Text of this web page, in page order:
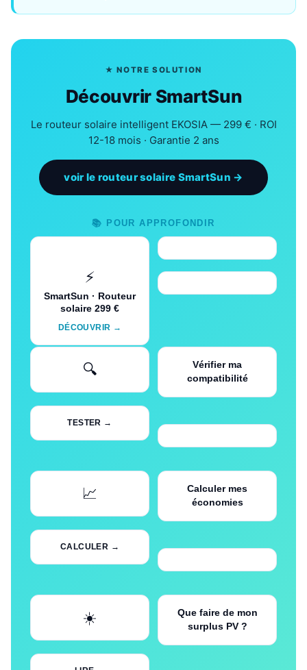
★ NOTRE SOLUTION
Découvrir SmartSun
Le routeur solaire intelligent EKOSIA — 299 € · ROI
12-18 mois · Garantie 2 ans
voir le routeur solaire SmartSun →
📚 POUR APPROFONDIR
⚡
SmartSun · Routeur
solaire 299 €
DÉCOUVRIR →
🔍
Vérifier ma
compatibilité
TESTER →
📈
Calculer mes
économies
CALCULER →
☀️
Que faire de mon
surplus PV ?